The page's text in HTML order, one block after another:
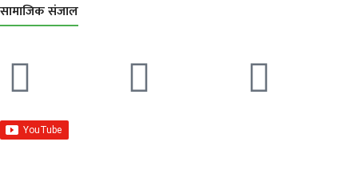
सामाजिक संजाल